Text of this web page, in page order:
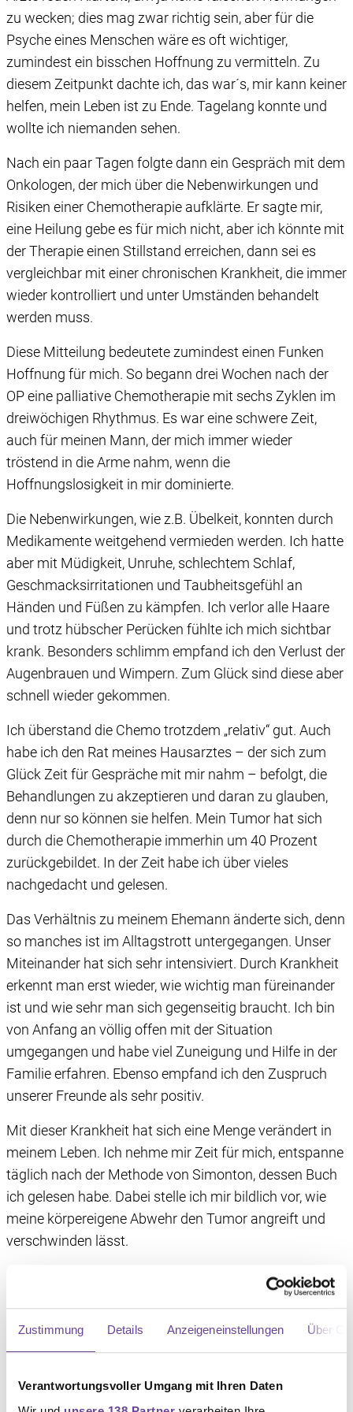
Zustimmung Details Anzeigeneinstellungen Über
Verantwortungsvoller Umgang mit Ihren Daten
zu wecken; dies mag zwar richtig sein, aber für die
Psyche eines Menschen wäre es oft wichtiger,
zumindest ein bisschen Hoffnung zu vermitteln. Zu
diesem Zeitpunkt dachte ich, das war´s, mir kann keiner
helfen, mein Leben ist zu Ende. Tagelang konnte und
wollte ich niemanden sehen.
Nach ein paar Tagen folgte dann ein Gespräch mit dem
Onkologen, der mich über die Nebenwirkungen und
Risiken einer Chemotherapie aufklärte. Er sagte mir,
eine Heilung gebe es für mich nicht, aber ich könnte mit
der Therapie einen Stillstand erreichen, dann sei es
vergleichbar mit einer chronischen Krankheit, die immer
wieder kontrolliert und unter Umständen behandelt
werden muss.
Diese Mitteilung bedeutete zumindest einen Funken
Hoffnung für mich. So begann drei Wochen nach der
OP eine palliative Chemotherapie mit sechs Zyklen im
dreiwöchigen Rhythmus. Es war eine schwere Zeit,
auch für meinen Mann, der mich immer wieder
tröstend in die Arme nahm, wenn die
Hoffnungslosigkeit in mir dominierte.
Die Nebenwirkungen, wie z.B. Übelkeit, konnten durch
Medikamente weitgehend vermieden werden. Ich hatte
aber mit Müdigkeit, Unruhe, schlechtem Schlaf,
Geschmacksirritationen und Taubheitsgefühl an
Händen und Füßen zu kämpfen. Ich verlor alle Haare
und trotz hübscher Perücken fühlte ich mich sichtbar
krank. Besonders schlimm empfand ich den Verlust der
Augenbrauen und Wimpern. Zum Glück sind diese aber
schnell wieder gekommen.
Ich überstand die Chemo trotzdem „relativ“ gut. Auch
habe ich den Rat meines Hausarztes – der sich zum
Glück Zeit für Gespräche mit mir nahm – befolgt, die
Behandlungen zu akzeptieren und daran zu glauben,
denn nur so können sie helfen. Mein Tumor hat sich
durch die Chemotherapie immerhin um 40 Prozent
zurückgebildet. In der Zeit habe ich über vieles
nachgedacht und gelesen.
Das Verhältnis zu meinem Ehemann änderte sich, denn
so manches ist im Alltagstrott untergegangen. Unser
Miteinander hat sich sehr intensiviert. Durch Krankheit
erkennt man erst wieder, wie wichtig man füreinander
ist und wie sehr man sich gegenseitig braucht. Ich bin
von Anfang an völlig offen mit der Situation
umgegangen und habe viel Zuneigung und Hilfe in der
Familie erfahren. Ebenso empfand ich den Zuspruch
unserer Freunde als sehr positiv.
Mit dieser Krankheit hat sich eine Menge verändert in
meinem Leben. Ich nehme mir Zeit für mich, entspanne
täglich nach der Methode von Simonton, dessen Buch
ich gelesen habe. Dabei stelle ich mir bildlich vor, wie
meine körpereigene Abwehr den Tumor angreift und
verschwinden lässt.
Ich versuche nicht, nach dem WARUM zu fragen. Diese
Frage kann keiner beantworten, und wenn meine
Nerven mal wieder verrückt spielen und ich mit meiner
Diagnose hadere, höre ich gerne eine Entspannungs-
häufig an der frischen Luft.